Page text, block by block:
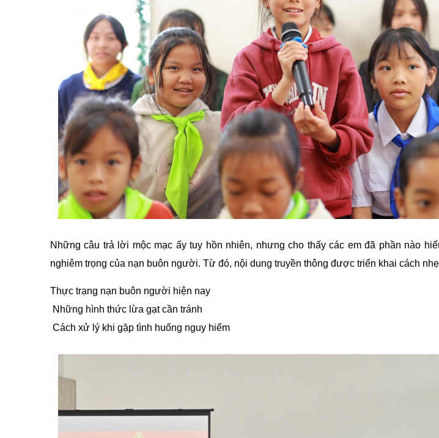
Những câu trả lời mộc mạc ấy tuy hồn nhiên, nhưng cho thấy các em đã phần nào
nghiêm trọng của nạn buôn người. Từ đó, nội dung truyền thông được triển khai cách
Thực trạng nạn buôn người hiện nay
Những hình thức lừa gạt cần tránh
Cách xử lý khi gặp tình huống nguy hiểm